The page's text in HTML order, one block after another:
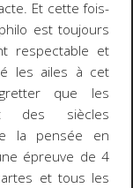
Et cette fois-
est toujours
respectable et
les ailes à cet
que les
des siècles
la pensée en
épreuve de 4
et tous les